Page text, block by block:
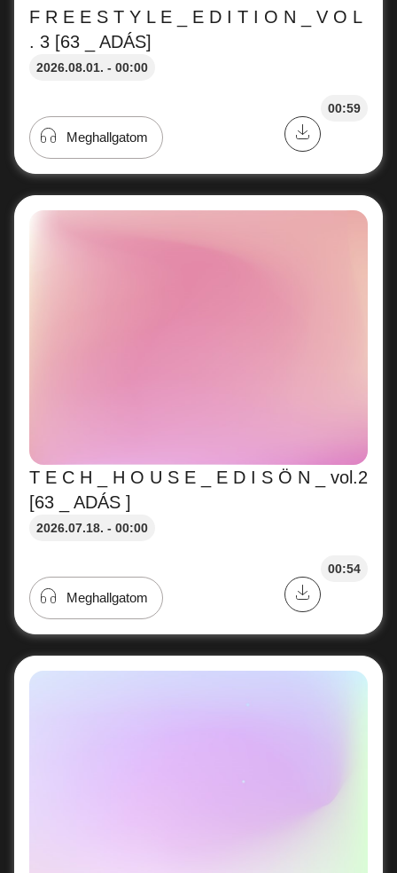
F R E E S T Y L E _ E D I T I O N _ V O L
. 3 [63 _ ADÁS]
2026.08.01. - 00:00
00:59
Meghallgatom
T E C H _ H O U S E _ E D I S Ö N _ vol.2
[63 _ ADÁS ]
2026.07.18. - 00:00
00:54
Meghallgatom